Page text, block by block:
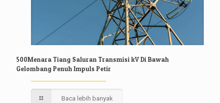
500Menara Tiang Saluran Transmisi kV Di Bawah
Gelombang Penuh Impuls Petir
Baca lebih banyak